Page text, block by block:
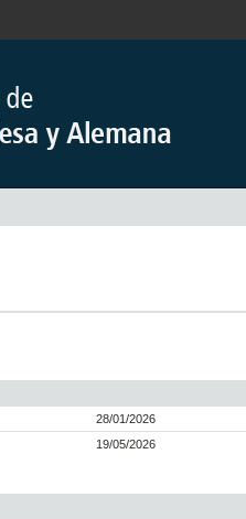
28/01/2026
19/05/2026